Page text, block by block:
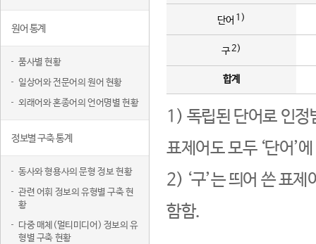
원어 통계
품사별 현황
일상어와 전문어의 원어 현황
외래어와 혼종어의 언어명별 현황
정보별 구축 통계
동사와 형용사의 문형 정보 현황
관련 어휘 정보의 유형별 구축 현
황
다중 매체(멀티미디어) 정보의 유
형별 구축 현황
단어 1)
구2)
합계
1) 독립된 단어로 인정
표제어도 모두 ‘단어’
2) ‘구’는 띄어 쓴 표
함함.